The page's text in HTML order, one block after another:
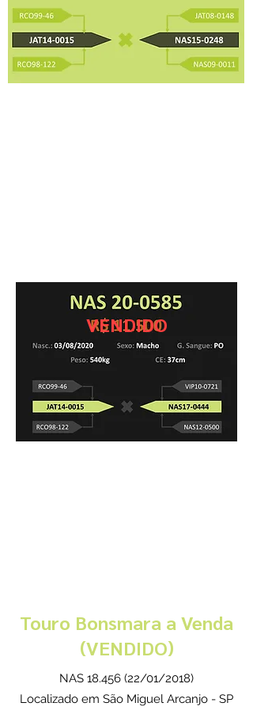
VENDIDO
Touro Bonsmara a Venda
(VENDIDO)
NAS 18.456 (22/01/2018)
Localizado em São Miguel Arcanjo - SP